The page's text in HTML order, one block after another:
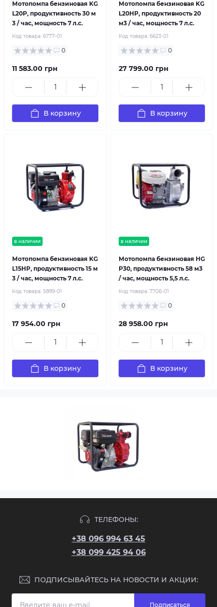
Мотопомпа бензиновая KG
L20P, продуктивность 30 м
3 / час, мощность 7 л.с.
Код товара: 6777-01
0
11 583.00 грн
В корзину
Мотопомпа бензиновая KG
L20HP, продуктивность 20
м3 / час, мощность 7 л.с.
Код товара: 6623-01
0
27 799.00 грн
В корзину
в наличии
Мотопомпа бензиновая KG
L15HP, продуктивность 15 м
3 / час, мощность 7 л.с.
Код товара: 5899-01
0
17 954.00 грн
В корзину
в наличии
Мотопомпа бензиновая HG
P30, продуктивность 58 м3
/ час, мощность 5,5 л.с.
Код товара: 7706-01
0
28 958.00 грн
В корзину
ТЕЛЕФОНЫ:
+38 096 994 63 45
+38 099 425 94 06
ПОДПИСЫВАЙТЕСЬ НА НОВОСТИ И АКЦИИ:
Подписаться